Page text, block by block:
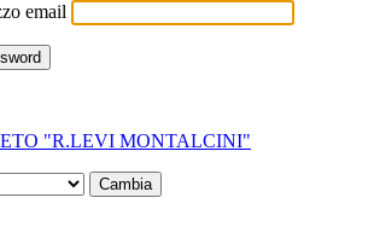
email
"R.LEVI MONTALCINI"